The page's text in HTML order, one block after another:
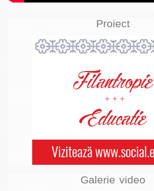
Proiect
Galerie video